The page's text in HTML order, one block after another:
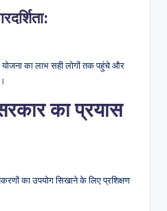
योजना का लाभ सही लोगों तक पहुंचे और
का प्रयास
का उपयोग सिखाने के लिए प्रशिक्षण